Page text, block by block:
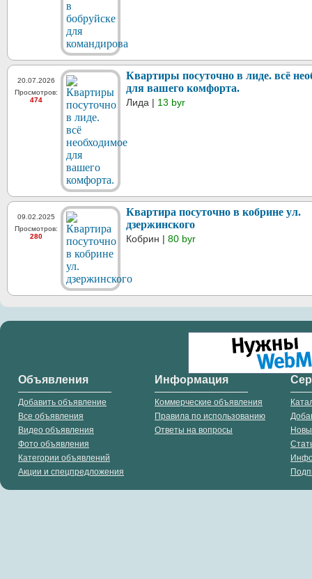
20.07.2026
Просмотров:
474
Квартиры посуточно в лиде. всё
для вашего комфорта.
Лида | 13 byr
09.02.2025
Просмотров:
280
Квартира посуточно в кобрине ул.
дзержинского
Кобрин | 80 byr
Объявления
Добавить объявление
Все объявления
Видео объявления
Фото объявления
Категории объявлений
Акции и спецпредложения
Информация
Коммерческие объявления
Правила по использованию
Ответы на вопросы